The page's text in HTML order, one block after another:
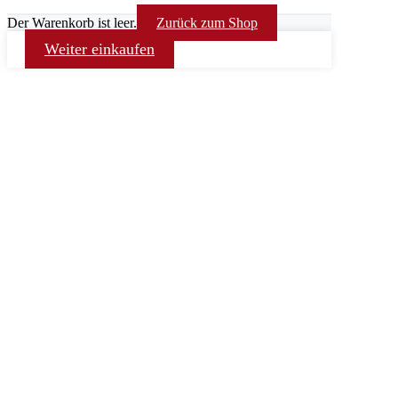
Der Warenkorb ist leer. Zurück zum Shop
Weiter einkaufen